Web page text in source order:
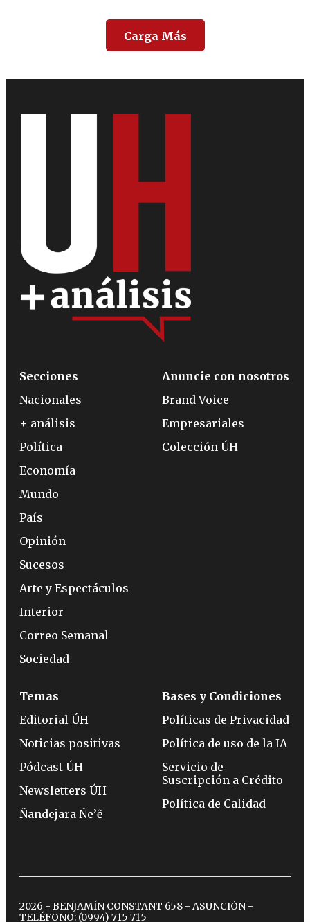
Carga Más
Secciones
Nacionales
+ análisis
Política
Economía
Mundo
País
Opinión
Sucesos
Arte y Espectáculos
Interior
Correo Semanal
Sociedad
Anuncie con nosotros
Brand Voice
Empresariales
Colección ÚH
Temas
Editorial ÚH
Noticias positivas
Pódcast ÚH
Newsletters ÚH
Ñandejara Ñe’ẽ
Bases y Condiciones
Políticas de Privacidad
Política de uso de la IA
Servicio de
Suscripción a Crédito
Política de Calidad
2026 - BENJAMÍN CONSTANT 658 - ASUNCIÓN -
TELÉFONO: (0994) 715 715